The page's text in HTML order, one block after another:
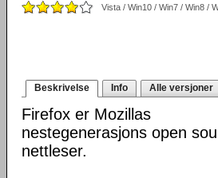
Vista / Win10 / Win7 / Win8 /
Beskrivelse Info Alle versjoner
Firefox er Mozillas
nestegenerasjons open
nettleser.